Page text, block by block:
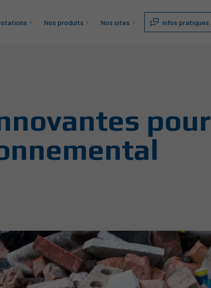
Nos produits Nos sites Infos pratiques
pour